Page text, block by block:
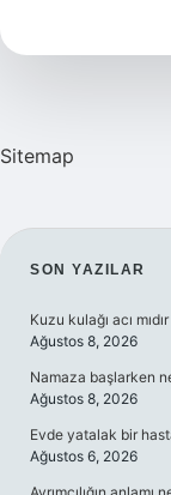
Sitemap
SON YAZILAR
Kuzu kulağı acı
Ağustos 8, 2026
Namaza başlarken
Ağustos 8, 2026
Evde yatalak bir
Ağustos 6, 2026